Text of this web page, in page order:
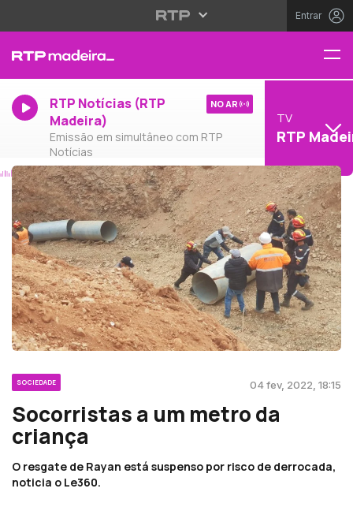
Entrar
RTP Notícias (RTP
Madeira)
Emissão em simultâneo com RTP
Notícias
NO AR
TV
RTP
SOCIEDADE 04 fev, 2022, 18:15
Socorristas a um metro da
criança
O resgate de Rayan está suspenso por risco de derrocada,
noticia o Le360.